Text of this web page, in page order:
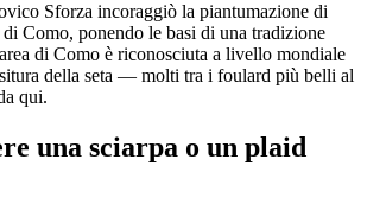
Sforza incoraggiò la piantumazione di
Como, ponendo le basi di una tradizione
di Como è riconosciuta a livello mondiale
della seta — molti tra i foulard più belli al
qui.
una sciarpa o un plaid